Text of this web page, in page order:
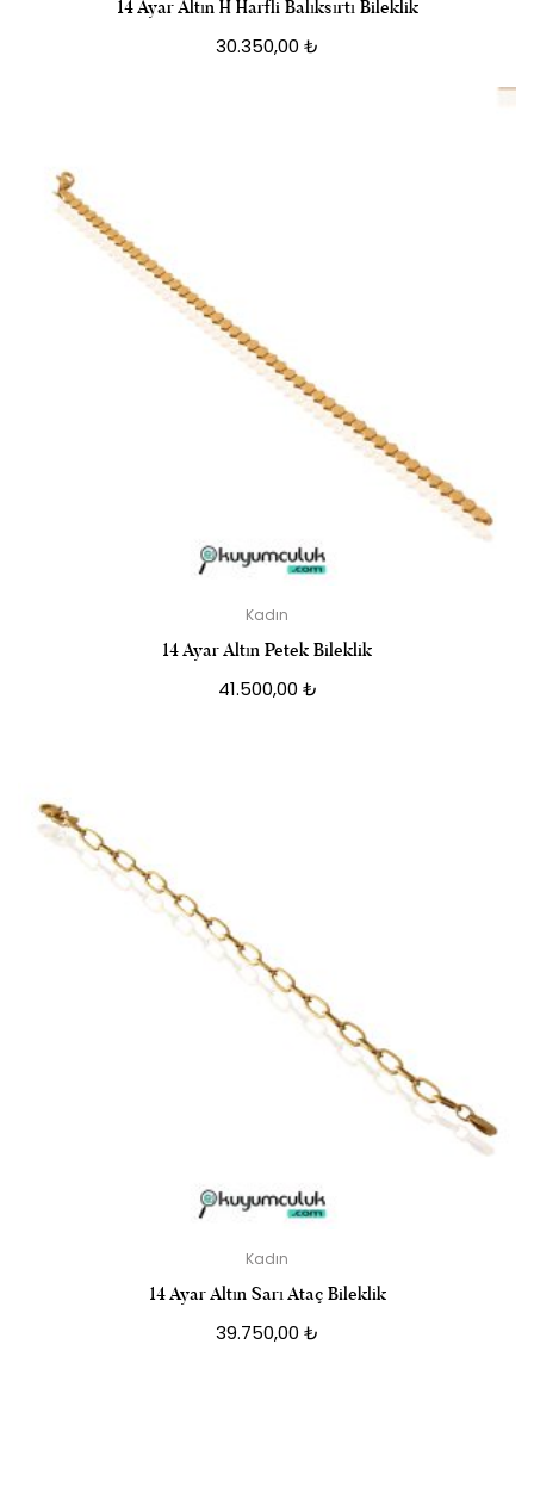
14 Ayar Altın H Harfli Balıksırtı Bileklik
30.350,00 ₺
Kadın
14 Ayar Altın Petek Bileklik
41.500,00 ₺
Kadın
14 Ayar Altın Sarı Ataç Bileklik
39.750,00 ₺